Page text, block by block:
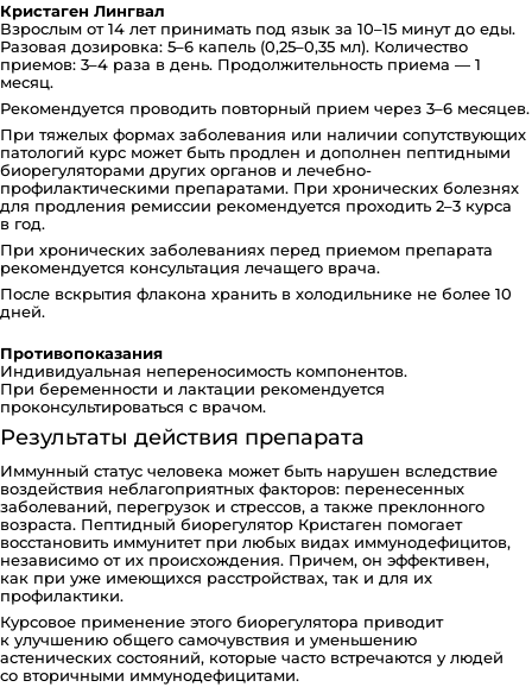
Кристаген Лингвал
Взрослым от 14 лет принимать под язык за 10–15 минут до еды.
Разовая дозировка: 5–6 капель (0,25–0,35 мл). Количество
приемов: 3–4 раза в день. Продолжительность приема — 1
месяц.
Рекомендуется проводить повторный прием через 3–6 месяцев.
При тяжелых формах заболевания или наличии сопутствующих
патологий курс может быть продлен и дополнен пептидными
биорегуляторами других органов и лечебно-
профилактическими препаратами. При хронических болезнях
для продления ремиссии рекомендуется проходить 2–3 курса
в год.
При хронических заболеваниях перед приемом препарата
рекомендуется консультация лечащего врача.
После вскрытия флакона хранить в холодильнике не более 10
дней.
Противопоказания
Индивидуальная непереносимость компонентов.
При беременности и лактации рекомендуется
проконсультироваться с врачом.
Результаты действия препарата
Иммунный статус человека может быть нарушен вследствие
воздействия неблагоприятных факторов: перенесенных
заболеваний, перегрузок и стрессов, а также преклонного
возраста. Пептидный биорегулятор Кристаген помогает
восстановить иммунитет при любых видах иммунодефицитов,
независимо от их происхождения. Причем, он эффективен,
как при уже имеющихся расстройствах, так и для их
профилактики.
Курсовое применение этого биорегулятора приводит
к улучшению общего самочувствия и уменьшению
астенических состояний, которые часто встречаются у людей
со вторичными иммунодефицитами.